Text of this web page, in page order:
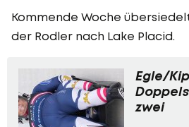
Kommende Woche
der Rodler nach Lake Placid.
Egle/
zwei